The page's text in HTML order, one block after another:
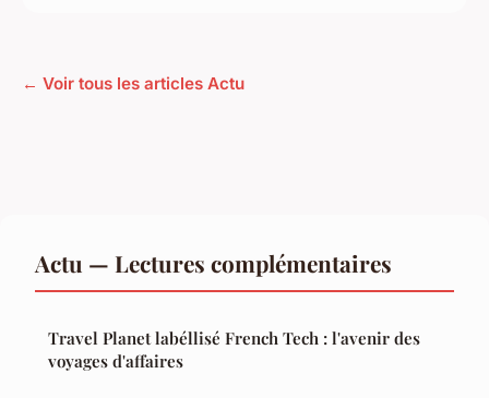
← Voir tous les articles Actu
Actu — Lectures complémentaires
Travel Planet labéllisé French Tech : l'avenir des
voyages d'affaires